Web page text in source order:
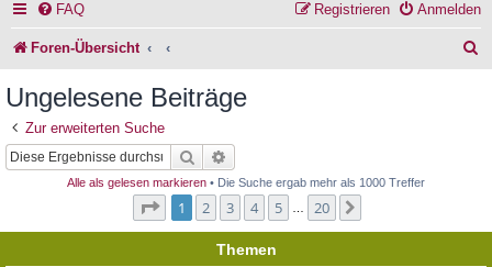
FAQ Anmelden
Registrieren
Foren-Übersicht
Ungelesene Beiträge
Zur erweiterten Suche
Suche
Alle als gelesen markieren • Die Suche ergab mehr als 1000 Treffer
Seite von
1 2 3 4 5 20
Themen